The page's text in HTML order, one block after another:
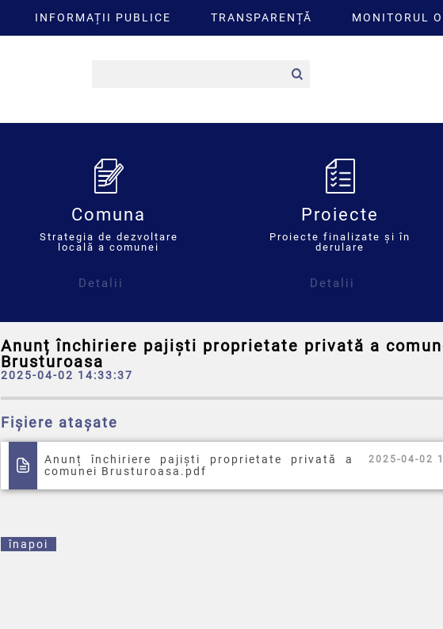
INFORMAȚII PUBLICE TRANSPARENȚĂ MONITORUL
Comuna
Strategia de dezvoltare
locală a comunei
Detalii
Proiecte
Proiecte finalizate și în
derulare
Detalii
Anunț închiriere pajiști proprietate privată a
Brusturoasa
2025-04-02 14:33:37
Fișiere atașate
Anunț închiriere pajiști proprietate privată a
comunei Brusturoasa.pdf
2025-04-02
înapoi